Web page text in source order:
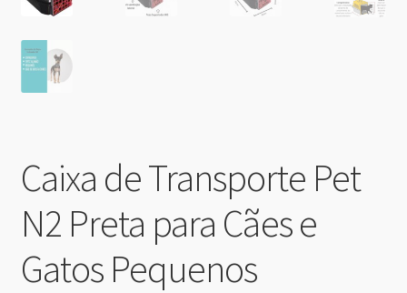
Caixa de Transporte Pet
N2 Preta para Cães e
Gatos Pequenos